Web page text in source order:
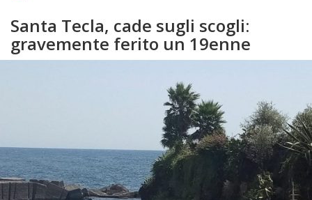
Santa Tecla, cade sugli scogli:
gravemente ferito un 19enne